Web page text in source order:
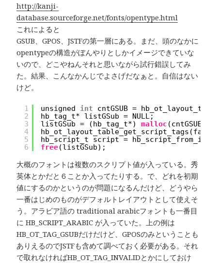
http://kanji-
database.sourceforge.net/fonts/opentype.html
これによると
GSUB、GPOS、JSTFの第一層にある。まだ、頭のなかに
opentypeの構造がぼんやりとしかイメージできていな
いので、どこやねんそれと思いながら試行錯誤してみ
た。結果、こんなかんじでよさげだなぁと。自信はない
けど。
1
2
3
4
5
6
unsigned int
cntGSUB =
hb_tag_t* listGSub = NULL;
listGSub = (hb_tag_t*) malloc (cntGSUB *
hb_ot_layout_table_get_script_tags(face,
hb_script_t script =
free(listGSub);
大概のフォントは複数のスクリプト値が入っている。秀
英体とかだと６ことか入ってたりする。で、どれを初期
値にするのかというのが問題になるんだけど、どうやら
一番はじめのものがデフォルトレイアウトとして使えそ
う。アラビア語の traditional arabicフォントも一番目
に HB_SCRIPT_ARABIC が入っていた。上の例は
HB_OT_TAG_GSUBだけだけど、GPOSのみということも
ありえるのでJSTFも含めて調べておく必要がある。それ
で取れなければHB_OT_TAG_INVALIDとかにしておけ